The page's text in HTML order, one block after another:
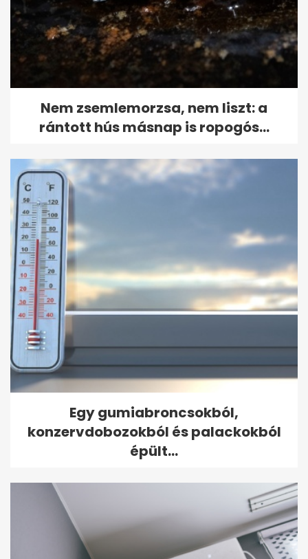
Nem zsemlemorzsa, nem liszt: a
rántott hús másnap is ropogós...
Egy gumiabroncsokból,
konzervdobozokból és palackokból
épült...